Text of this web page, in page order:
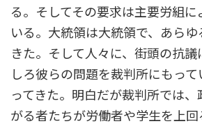
る。そしてその要求は主要労組に
いる。大統領は大統領で、あら
きた。そして人々に、街頭の抗
しろ彼らの問題を裁判所にもっ
ってきた。明白だが裁判所では
がる者たちが労働者や学生を上